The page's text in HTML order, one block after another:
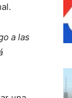
a las